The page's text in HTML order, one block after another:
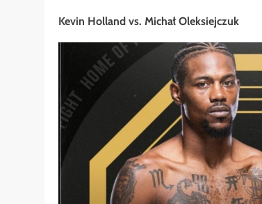
Kevin Holland vs. Michał Oleksiejczuk